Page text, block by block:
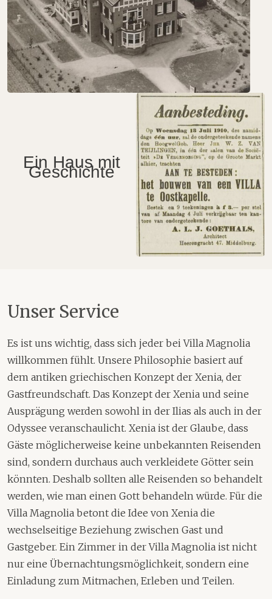
Ein Haus mit
Geschichte
Unser Service
Es ist uns wichtig, dass sich jeder bei Villa Magnolia
willkommen fühlt. Unsere Philosophie basiert auf
dem antiken griechischen Konzept der Xenia, der
Gastfreundschaft. Das Konzept der Xenia und seine
Ausprägung werden sowohl in der Ilias als auch in der
Odyssee veranschaulicht. Xenia ist der Glaube, dass
Gäste möglicherweise keine unbekannten Reisenden
sind, sondern durchaus auch verkleidete Götter sein
könnten. Deshalb sollten alle Reisenden so behandelt
werden, wie man einen Gott behandeln würde. Für die
Villa Magnolia betont die Idee von Xenia die
wechselseitige Beziehung zwischen Gast und
Gastgeber. Ein Zimmer in der Villa Magnolia ist nicht
nur eine Übernachtungsmöglichkeit, sondern eine
Einladung zum Mitmachen, Erleben und Teilen.